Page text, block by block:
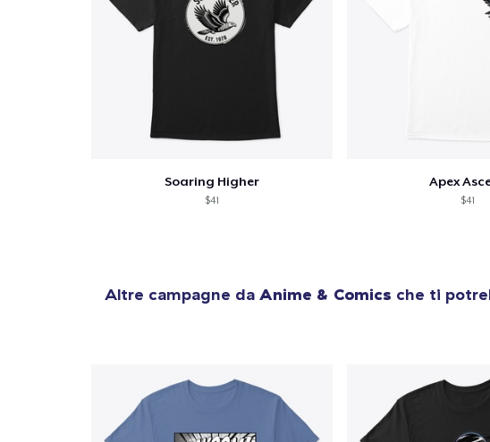
Soaring Higher
$41
Apex
$41
Altre campagne da Anime & Comics che ti